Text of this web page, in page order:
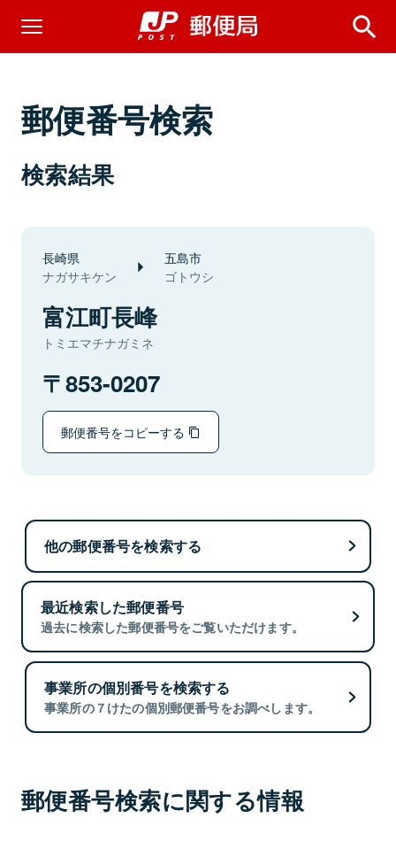
郵便番号検索
検索結果
長崎県
ナガサキケン
五島市
ゴトウシ
富江町長峰
トミエマチナガミネ
853-0207
郵便番号をコピーする
他の郵便番号を検索する
最近検索した郵便番号
過去に検索した郵便番号をご覧いただけます。
事業所の個別番号を検索する
事業所の７けたの個別郵便番号をお調べします。
郵便番号検索に関する情報